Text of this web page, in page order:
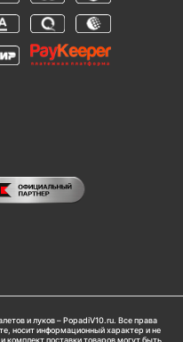
и луков – PopadiV10.ru. Все права
носит информационный характер и не
комплект поставки товаров могут быть